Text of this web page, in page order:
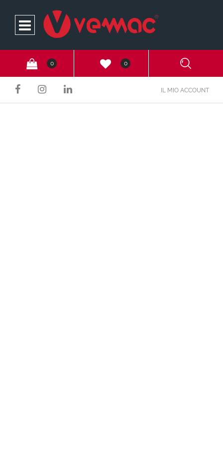
Open
0 0
IL MIO ACCOUNT